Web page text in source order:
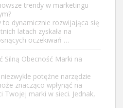
trendy w marketingu
dynamicznie rozwijająca się
latach zyskała na
oczekiwań …
Silną Obecność Marki na
potężne narzędzie
znacząco wpłynąć na
Twojej marki w sieci. Jednak,